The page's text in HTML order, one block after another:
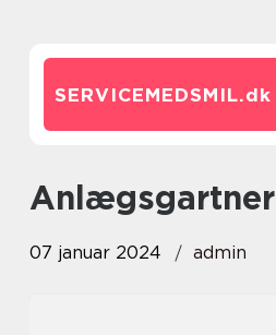
SERVICEMEDSMIL.dk
anlægsgartner
07 januar 2024 admin